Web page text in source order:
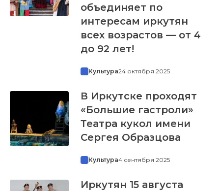
объединяет по
интересам иркутян
всех возрастов — от 4
до 92 лет!
Культура24 октября 2025
В Иркутске проходят
«Большие гастроли»
Театра кукол имени
Сергея Образцова
Культура4 сентября 2025
Иркутян 15 августа